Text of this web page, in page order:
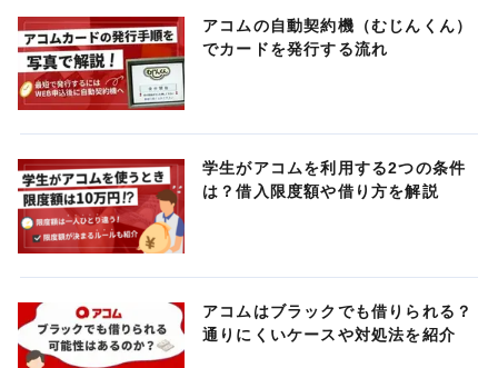
アコムの自動契約機（むじんくん）
でカードを発行する流れ
学生がアコムを利用する2つの条件
は？借入限度額や借り方を解説
アコムはブラックでも借りられる？
通りにくいケースや対処法を紹介